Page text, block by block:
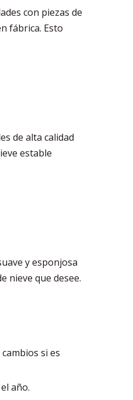
con piezas de
fábrica. Esto
de alta calidad
estable
y esponjosa
nieve que desee.
si es
año.